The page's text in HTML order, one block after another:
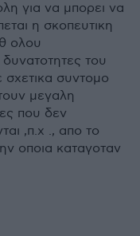
για να μπορει να
η σκοπευτικη
ολου
του
συντομο
μεγαλη
που δεν
,π.χ ., απο το
οποια καταγοταν